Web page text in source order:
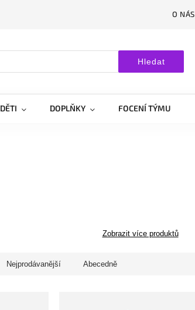
O NÁS
Hledat
DĚTI DOPLŇKY FOCENÍ TÝMU
Zobrazit více produktů
Nejprodávanější Abecedně